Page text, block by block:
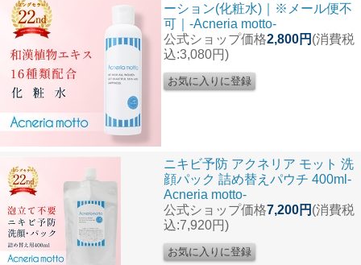
ーション(化粧水)｜※メール便不
可｜-Acneria motto-
公式ショップ価格2,800円 (消費税
込:3,080円)
ニキビ予防 アクネリア モット 洗
顔パック 詰め替えパウチ 400ml-
Acneria motto-
公式ショップ価格7,200円 (消費税
込:7,920円)